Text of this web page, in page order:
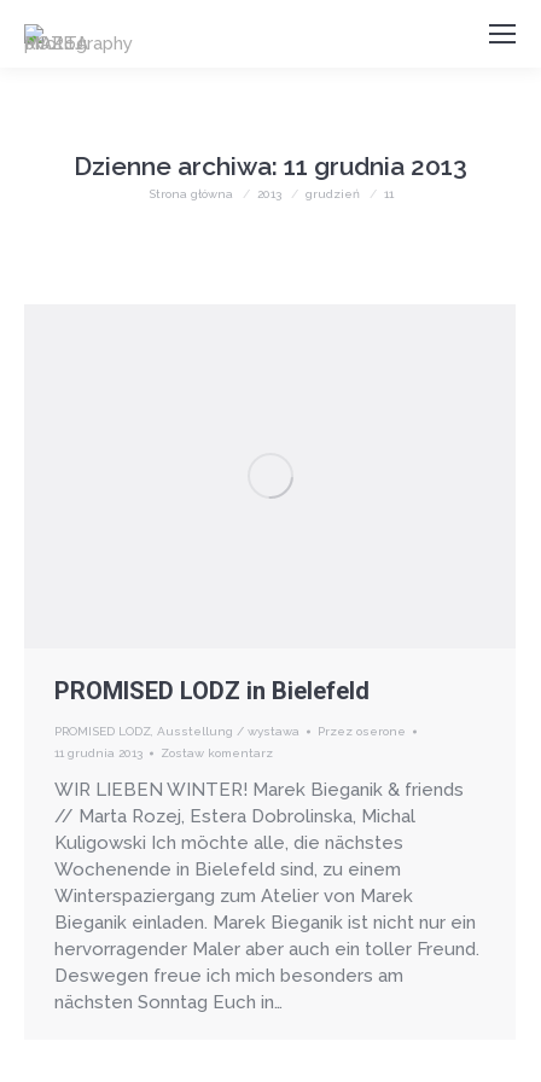
Dzienne archiwa: 11 grudnia 2013
Jesteś tutaj:
Strona główna 2013 grudzień 11
PROMISED LODZ in Bielefeld
PROMISED LODZ, Ausstellung / wystawa Przez oserone
11 grudnia 2013
Zostaw komentarz
WIR LIEBEN WINTER! Marek Bieganik & friends
// Marta Rozej, Estera Dobrolinska, Michal
Kuligowski Ich möchte alle, die nächstes
Wochenende in Bielefeld sind, zu einem
Winterspaziergang zum Atelier von Marek
Bieganik einladen. Marek Bieganik ist nicht nur ein
hervorragender Maler aber auch ein toller Freund.
Deswegen freue ich mich besonders am
nächsten Sonntag Euch in…